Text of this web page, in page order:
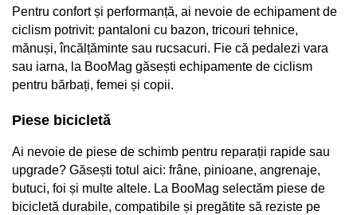
Placute de frana
Discuri de frana
Componente cadru
Aparatori si protectii
Furca
Suspensii
Ghidoane
Rulmenti si suruburi
Pentru confort și performanță, ai nevoie de echipament de
ciclism potrivit: pantaloni cu bazon, tricouri tehnice,
mănuși, încălțăminte sau rucsacuri. Fie că pedalezi vara
sau iarna, la BooMag găsești echipamente de ciclism
pentru bărbați, femei și copii.
Piese bicicletă
Ai nevoie de piese de schimb pentru reparații rapide sau
upgrade? Găsești totul aici: frâne, pinioane, angrenaje,
butuci, foi și multe altele. La BooMag selectăm piese de
bicicletă durabile, compatibile și pregătite să reziste pe